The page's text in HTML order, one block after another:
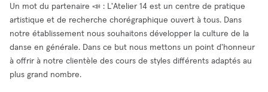
Un mot du partenaire 📣 : L'Atelier 14 est un centre de pratique
artistique et de recherche chorégraphique ouvert à tous. Dans
notre établissement nous souhaitons développer la culture de la
danse en générale. Dans ce but nous mettons un point d'honneur
à offrir à notre clientèle des cours de styles différents adaptés au
plus grand nombre.